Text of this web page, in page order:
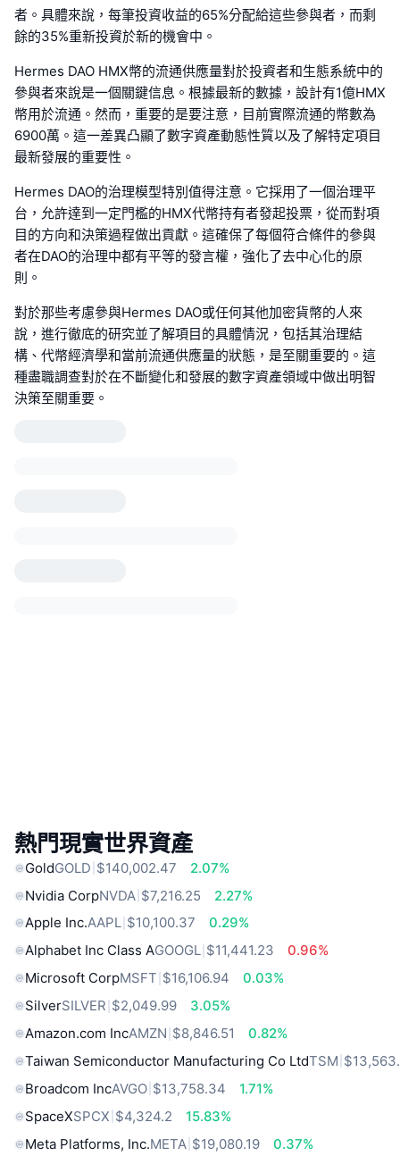
者。具體來說，每筆投資收益的65%分配給這些參與者，而剩
餘的35%重新投資於新的機會中。
Hermes DAO HMX幣的流通供應量對於投資者和生態系統中的
參與者來說是一個關鍵信息。根據最新的數據，設計有1億HMX
幣用於流通。然而，重要的是要注意，目前實際流通的幣數為
6900萬。這一差異凸顯了數字資產動態性質以及了解特定項目
最新發展的重要性。
Hermes DAO的治理模型特別值得注意。它採用了一個治理平
台，允許達到一定門檻的HMX代幣持有者發起投票，從而對項
目的方向和決策過程做出貢獻。這確保了每個符合條件的參與
者在DAO的治理中都有平等的發言權，強化了去中心化的原
則。
對於那些考慮參與Hermes DAO或任何其他加密貨幣的人來
說，進行徹底的研究並了解項目的具體情況，包括其治理結
構、代幣經濟學和當前流通供應量的狀態，是至關重要的。這
種盡職調查對於在不斷變化和發展的數字資產領域中做出明智
決策至關重要。
熱門現實世界資產
GoldGOLD $140,002.47
2.07%
Nvidia CorpNVDA $7,216.25
2.27%
Apple Inc.AAPL $10,100.37
0.29%
Alphabet Inc Class AGOOGL $11,441.23
0.96%
Microsoft CorpMSFT $16,106.94
0.03%
SilverSILVER $2,049.99
3.05%
Amazon.com IncAMZN $8,846.51
0.82%
Taiwan Semiconductor Manufacturing Co LtdTSM
Broadcom IncAVGO $13,758.34
1.71%
SpaceXSPCX $4,324.2
15.83%
Meta Platforms, Inc.META $19,080.19
0.37%